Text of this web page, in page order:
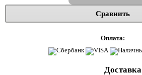
Сравнить
Оплата:
Доставка